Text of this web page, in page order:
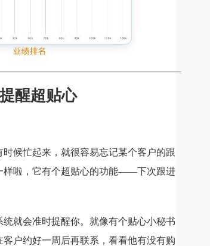
醒超贴心
候忙起来，就很容易忘记某个客户的跟
样啦，它有个超贴心的功能——下次跟进
就会准时提醒你。就像有个贴心小秘书
户约好一周后再联系，看看他有没有购